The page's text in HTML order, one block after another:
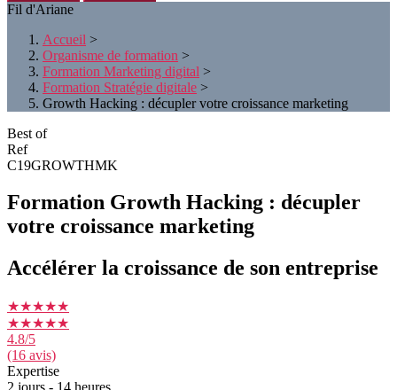
Fil d'Ariane
Accueil >
Organisme de formation >
Formation Marketing digital >
Formation Stratégie digitale >
Growth Hacking : décupler votre croissance marketing
Best of
Ref
C19GROWTHMK
Formation Growth Hacking : décupler
votre croissance marketing
Accélérer la croissance de son entreprise
★★★★★
★★★★★
4.8/5
(16 avis)
Expertise